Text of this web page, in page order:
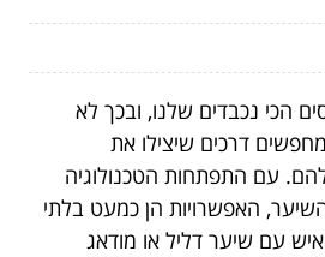
הכי נכבדים שלנו, ובכך לא
דרכים שיצילו את
עם התפתחות הטכנולוגיה
האפשרויות הן כמעט בלתי
עם שיער דליל או מודאג